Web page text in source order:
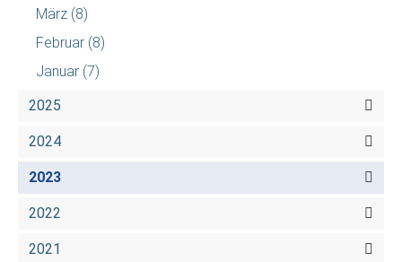
März (8)
Februar (8)
Januar (7)
2025
2024
2023
2022
2021